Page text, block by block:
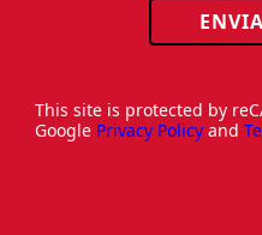
This site is protected by
Google Privacy Policy and